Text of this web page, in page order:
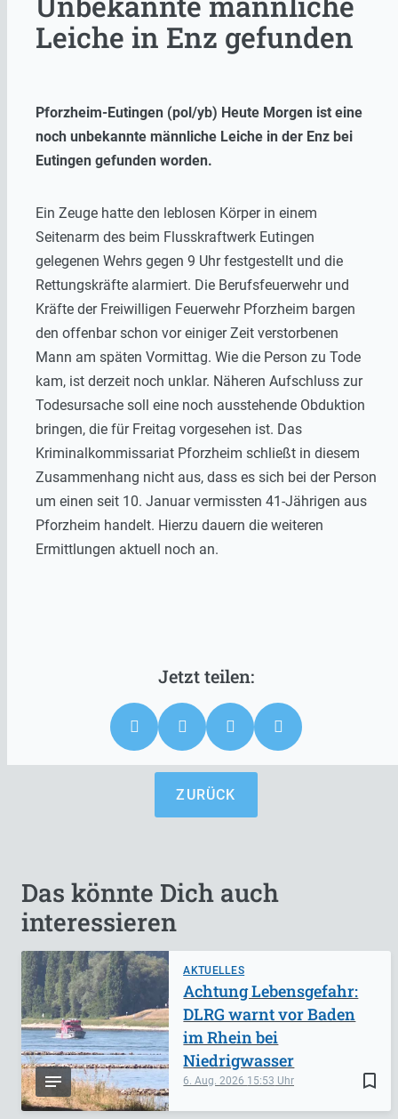
Leiche in Enz gefunden
Pforzheim-Eutingen (pol/yb) Heute Morgen ist eine
noch unbekannte männliche Leiche in der Enz bei
Eutingen gefunden worden.
Ein Zeuge hatte den leblosen Körper in einem
Seitenarm des beim Flusskraftwerk Eutingen
gelegenen Wehrs gegen 9 Uhr festgestellt und die
Rettungskräfte alarmiert. Die Berufsfeuerwehr und
Kräfte der Freiwilligen Feuerwehr Pforzheim bargen
den offenbar schon vor einiger Zeit verstorbenen
Mann am späten Vormittag. Wie die Person zu Tode
kam, ist derzeit noch unklar. Näheren Aufschluss zur
Todesursache soll eine noch ausstehende Obduktion
bringen, die für Freitag vorgesehen ist. Das
Kriminalkommissariat Pforzheim schließt in diesem
Zusammenhang nicht aus, dass es sich bei der Person
um einen seit 10. Januar vermissten 41-Jährigen aus
Pforzheim handelt. Hierzu dauern die weiteren
Ermittlungen aktuell noch an.
ZURÜCK
Das könnte Dich auch
interessieren
AKTUELLES
bookmark_border
6. Aug. 2026 15:53
Achtung Lebensgefahr:
DLRG warnt vor Baden
im Rhein bei
Niedrigwasser